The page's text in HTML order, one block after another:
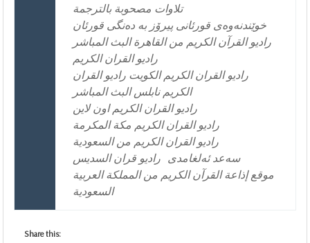
تلاوات مصحوبة بالترجمة
خوێندنه‌وه‌ی قورئانی پیرۆز به‌ ده‌نگی قورئان
راديو القرآن الكريم من القاهرة البث المباشر
راديو القران الكريم
راديو القران الكريم الكويت راديو القران
الكريم نابلس البث المباشر
راديو القران الكريم اون لاين
راديو القران الكريم مكة المكرمة
راديو القران الكريم من السعودية
راديو قران السديس سه‌عد ئه‌لغامدی
موقع إذاعة القرآن الكريم من المملكة العربية
السعودية
Share this: